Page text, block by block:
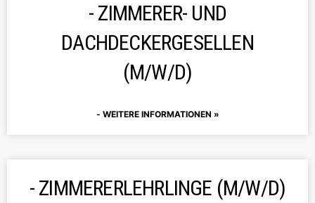
ZIMMERER- UND
DACHDECKERGESELLEN
(M/W/D)
WEITERE INFORMATIONEN »
ZIMMERERLEHRLINGE (M/W/D)